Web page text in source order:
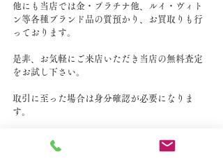
他にも当店では金・プラチナ他、ルイ・ヴィト
ン等各種ブランド品の質預かり、お買取りも行
っております。
是非、お気軽にご来店いただき当店の無料査定
をお試し下さい。
取引に至った場合は身分確認が必要になりま
す。
運転免許証、マイナンバーカード、健康保険証
等ご持参下さい。